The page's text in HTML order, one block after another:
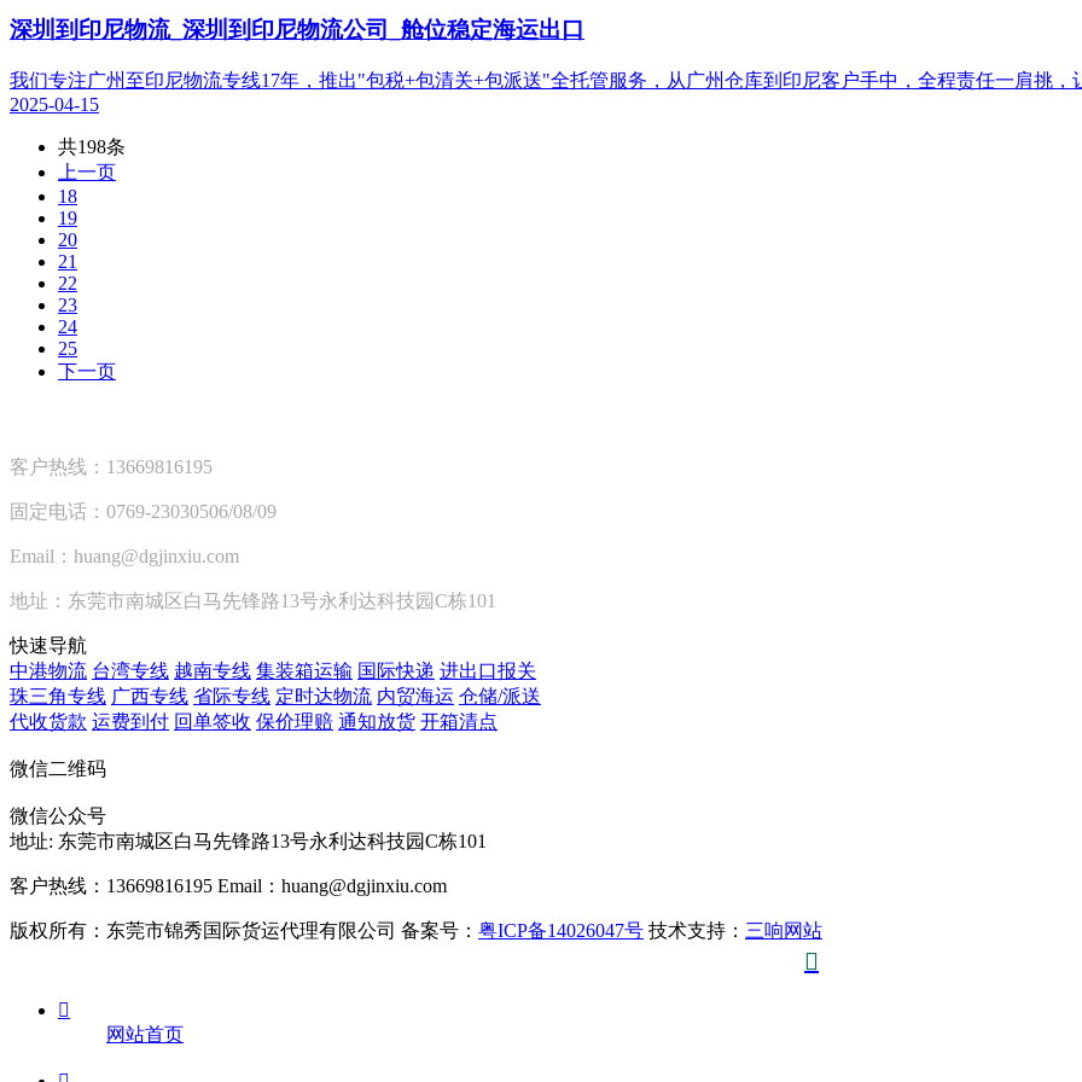
深圳到印尼物流_深圳到印尼物流公司_舱位稳定海运出口
我们专注广州至印尼物流专线17年，推出"包税+包清关+包派送"全托管服务，从广州仓库到印尼客户手中，全程责任一肩挑，
2025-04-15
共198条
上一页
18
19
20
21
22
23
24
25
下一页
客户热线：13669816195
固定电话：0769-23030506/08/09
Email：huang@dgjinxiu.com
地址：东莞市南城区白马先锋路13号永利达科技园C栋101
快速导航
中港物流 台湾专线 越南专线 集装箱运输 国际快递 进出口报关
珠三角专线 广西专线 省际专线 定时达物流 内贸海运 仓储/派送
代收货款 运费到付 回单签收 保价理赔 通知放货 开箱清点
微信二维码
微信公众号
地址: 东莞市南城区白马先锋路13号永利达科技园C栋101
客户热线：13669816195 Email：huang@dgjinxiu.com
版权所有：东莞市锦秀国际货运代理有限公司 备案号： 粤ICP备14026047号 技术支持： 三响网站


网站首页